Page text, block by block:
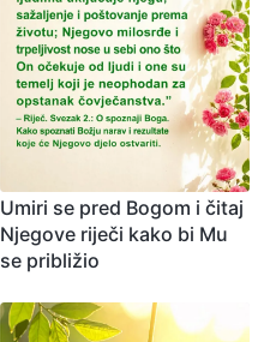
Umiri se pred Bogom i čitaj
Njegove riječi kako bi Mu
se približio